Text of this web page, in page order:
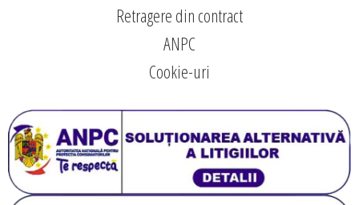
Retragere din contract
ANPC
Cookie-uri